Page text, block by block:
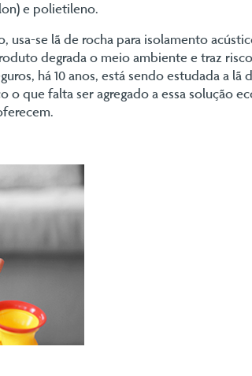
e polietileno.
se lã de rocha para isolamento
degrada o meio ambiente e traz
há 10 anos, está sendo estudada a
que falta ser agregado a essa solução